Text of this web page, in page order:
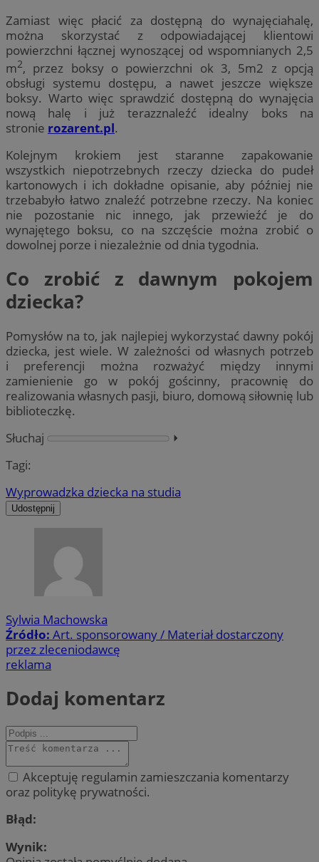
Zamiast więc płacić za dostępną do wynajęciahalę,
można skorzystać z odpowiadającej klientowi
powierzchni łącznej wynoszącej od wspomnianych 2,5
m2, przez boksy o powierzchni ok 3, 5m2 z opcją
obsługi systemu dostępu, a nawet jeszcze większe
boksy. Warto więc sprawdzić dostępną do wynajęcia
nową halę i już terazznaleźć idealny boks na
stronie rozarent.pl.
Kolejnym krokiem jest staranne zapakowanie
wszystkich niepotrzebnych rzeczy dziecka do pudeł
kartonowych i ich dokładne opisanie, aby później nie
trzebabyło łatwo znaleźć potrzebne rzeczy. Na koniec
nie pozostanie nic innego, jak przewieźć je do
wynajętego boksu, co na szczęście można zrobić o
dowolnej porze i niezależnie od dnia tygodnia.
Co zrobić z dawnym pokojem
dziecka?
Pomysłów na to, jak najlepiej wykorzystać dawny pokój
dziecka, jest wiele. W zależności od własnych potrzeb
i preferencji można rozważyć między innymi
zamienienie go w pokój gościnny, pracownię do
realizowania własnych pasji, biuro, domową siłownię lub
biblioteczkę.
Słuchaj
⏵︎
Tagi:
Wyprowadzka dziecka na studia
Udostępnij
Sylwia Machowska
Źródło: Art. sponsorowany / Materiał dostarczony
przez zleceniodawcę
reklama
Dodaj komentarz
Akceptuję regulamin zamieszczania komentarzy
oraz politykę prywatności.
Błąd:
Wynik: